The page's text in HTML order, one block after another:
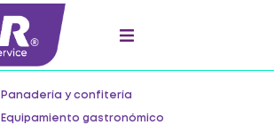
Panadería y confitería
Equipamiento gastronómico